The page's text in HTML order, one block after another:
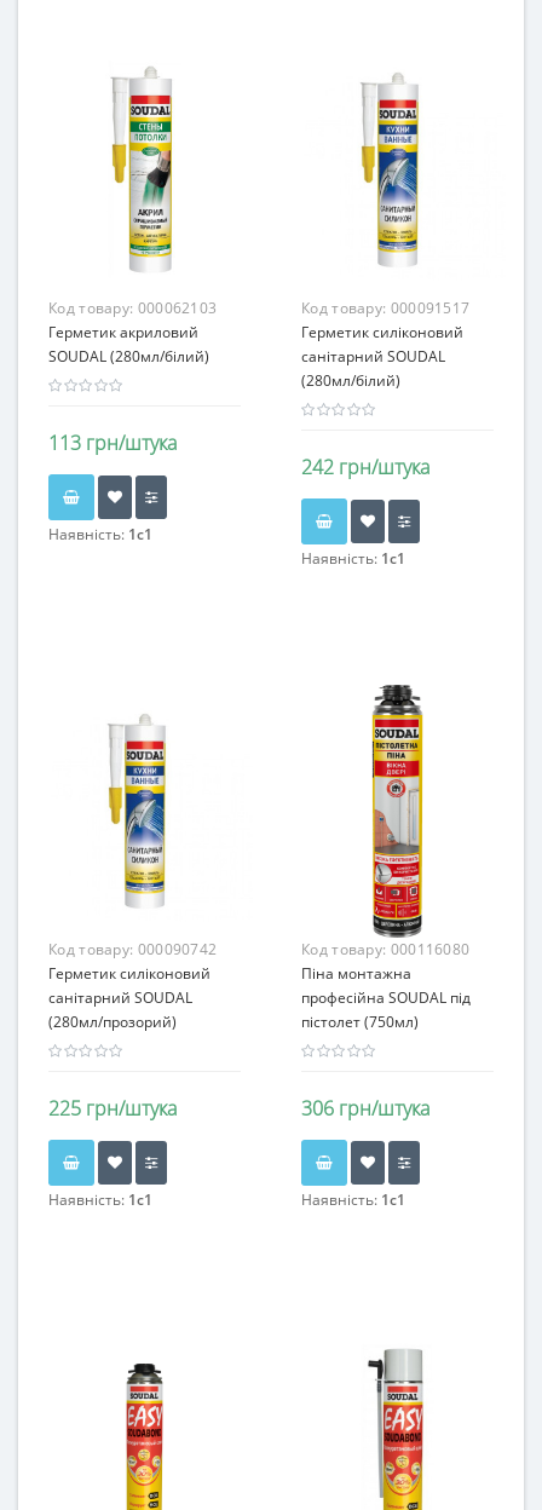
Код товару: 000062103
Герметик акриловий
SOUDAL (280мл/білий)
113 грн/штука
Наявність: 1c1
Код товару: 000091517
Герметик силіконовий
санітарний SOUDAL
(280мл/білий)
242 грн/штука
Наявність: 1c1
Код товару: 000090742
Герметик силіконовий
санітарний SOUDAL
(280мл/прозорий)
225 грн/штука
Наявність: 1c1
Код товару: 000116080
Піна монтажна
професійна SOUDAL під
пістолет (750мл)
306 грн/штука
Наявність: 1c1